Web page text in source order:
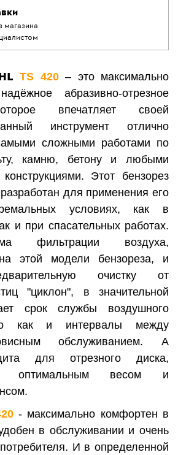
TS 420– это максимально
абразивно-отрезное
впечатляет своей
инструмент отлично
сложными работами по
камню, бетону и любыми
Этот бензорез
для применения его
условиях, как в
и при спасательных работах.
фильтрации воздуха,
этой модели бензореза,
и
очистку от
"циклон", в значительной
срок службы воздушного
как и интервалы между
обслуживанием. А
для отрезного диска,
оптимальным весом и
- максимально комфортен в
в обслуживании и очень
И в определенной